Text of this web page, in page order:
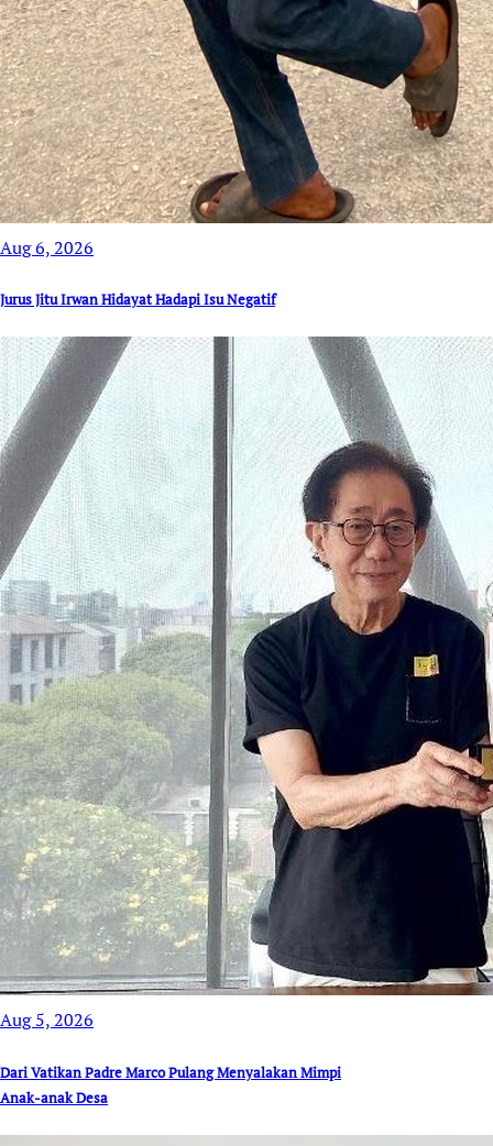
Aug 6, 2026
Jurus Jitu Irwan Hidayat Hadapi Isu Negatif
Aug 5, 2026
Dari Vatikan Padre Marco Pulang Menyalakan Mimpi
Anak-anak Desa